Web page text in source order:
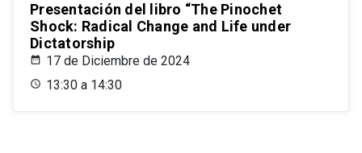
Presentación del libro “The Pinochet
Shock: Radical Change and Life under
Dictatorship
17 de Diciembre de 2024
13:30 a 14:30